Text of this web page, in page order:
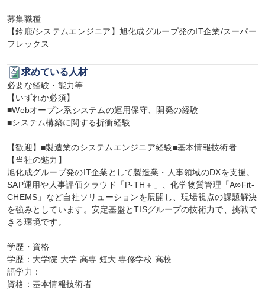
募集職種
【鈴鹿/システムエンジニア】旭化成グループ発のIT企業/スーパー
フレックス
求めている人材
必要な経験・能力等
【いずれか必須】
■Webオープン系システムの運用保守、開発の経験
■システム構築に関する折衝経験
【歓迎】■製造業のシステムエンジニア経験■基本情報技術者
【当社の魅力】
旭化成グループ発のIT企業として製造業・人事領域のDXを支援。
SAP運用や人事評価クラウド「P-TH＋」、化学物質管理「A∞Fit-
CHEMS」など自社ソリューションを展開し、現場視点の課題解決
を強みとしています。安定基盤とTISグループの技術力で、挑戦で
きる環境です。
学歴・資格
学歴：大学院 大学 高専 短大 専修学校 高校
語学力：
資格：基本情報技術者